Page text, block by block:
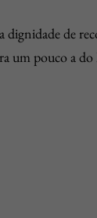
dignidade de
um pouco a